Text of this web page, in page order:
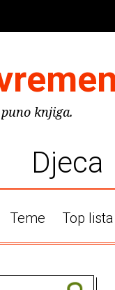
knjiga.
Djeca
Teme Top